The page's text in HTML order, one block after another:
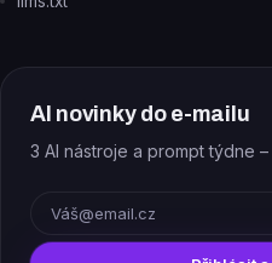
AI novinky do e-mailu
3 AI nástroje a prompt týdne